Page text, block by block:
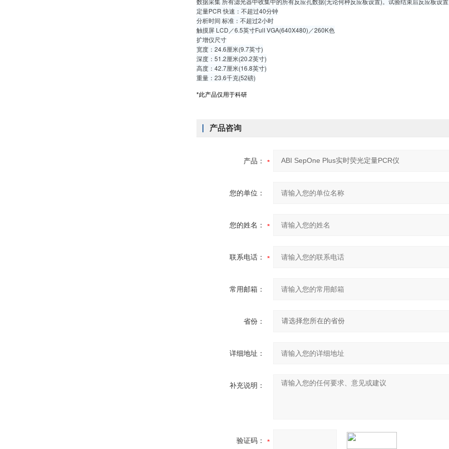
定量PCR 快速：不超过40分钟
分析时间 标准：不超过2小时
触摸屏 LCD／6.5英寸FulI VGA(640X480)／260K色
扩增仪尺寸
宽度：24.6厘米(9.7英寸)
深度：51.2厘米(20.2英寸)
高度：42.7厘米(16.8英寸)
重量：23.6千克(52磅)
*此产品仅用于科研
产品咨询
产品：
您的单位：
您的姓名：
联系电话：
常用邮箱：
省份：
详细地址：
补充说明：
验证码：